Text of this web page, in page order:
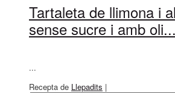
Tartaleta de llimona i
sense sucre i amb oli...
...
Recepta de Llepadits |